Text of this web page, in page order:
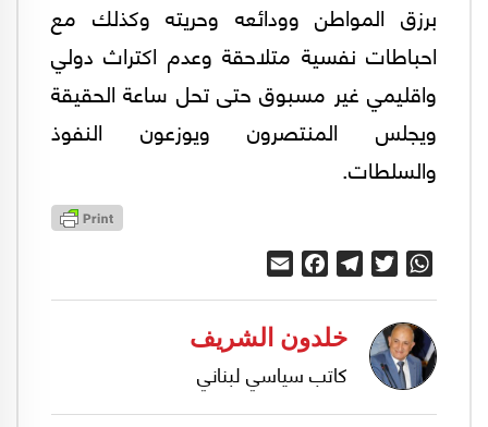
برزق المواطن وودائعه وحريته وكذلك مع
احباطات نفسية متلاحقة وعدم اكتراث دولي
واقليمي غير مسبوق حتى تحل ساعة الحقيقة
ويجلس المنتصرون ويوزعون النفوذ
والسلطات.
WhatsApp
Twitter
Telegram
Facebook
خلدون الشريف
كاتب سياسي لبناني